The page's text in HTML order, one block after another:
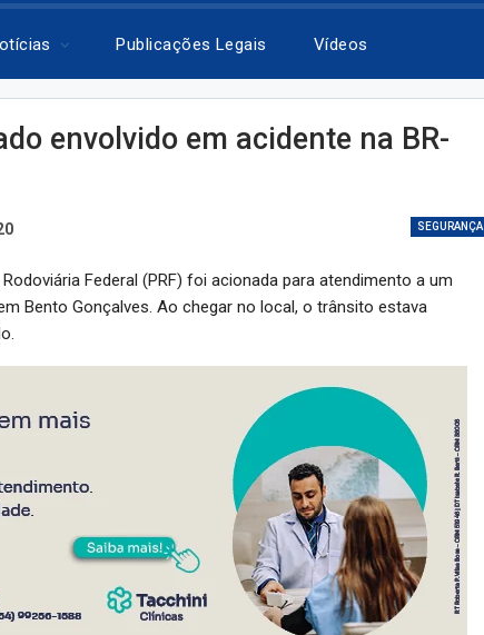
Publicações Legais Vídeos
envolvido em acidente na BR-
SEGURANÇA
Federal (PRF) foi acionada para atendimento a um
Bento Gonçalves. Ao chegar no local, o trânsito estava